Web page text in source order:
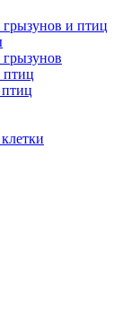
и птиц
птиц